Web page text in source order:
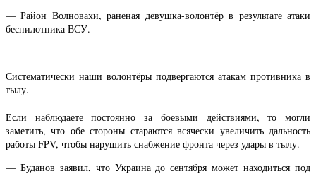
— Район Волновахи, раненая девушка-волонтёр в результате атаки
беспилотника ВСУ.
Систематически наши волонтёры подвергаются атакам противника в
тылу.
Если наблюдаете постоянно за боевыми действиями, то могли
заметить, что обе стороны стараются всячески увеличить дальность
работы FPV, чтобы нарушить снабжение фронта через удары в тылу.
— Буданов заявил, что Украина до сентября может находиться под